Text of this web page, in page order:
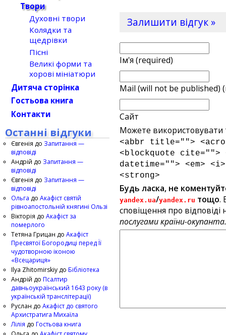
Залишити відгук »
Ім'я (required)
Mail (will not be published)
Сайт
Можете використовувати
<abbr title="">
<blockquote cite="">
datetime=""> <em>
<strong>
Будь ласка, не
yandex.ua/yandex.ru тощо.
сповіщення про відповіді
послугами країни-
Твори
Духовні твори
Колядки та
щедрівки
Пісні
Великі форми та
хорові мініатюри
Дитяча сторінка
Гостьова книга
Контакти
Останні відгуки
Євгенія до Запитання —
відповіді
Андрій до Запитання —
відповіді
Євгенія до Запитання —
відповіді
Ольга до Акафіст святій
рівноапостольній княгині Ользі
Вікторія до Акафіст за
померлого
Тетяна Грицан до Акафіст
Пресвятої Богородиці перед Її
чудотворною іконою
«Всецариця»
Ilya Zhitomirskiy до Бібліотека
Андрій до Псалтир
давньоукраїнський 1643 року (в
українській транслітерації)
Руслан до Акафіст до святого
Архистратига Михаїла
Лілія до Гостьова книга